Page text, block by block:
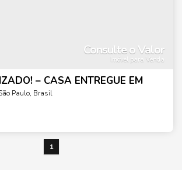
Consulte o Valor
Imóvel para Venda
– CASA ENTREGUE EM
SP
Paulo, Brasil
1